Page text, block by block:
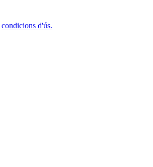
condicions d'ús.